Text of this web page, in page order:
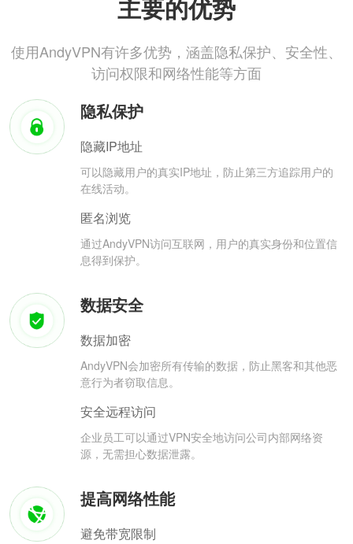
主要的优势
使用AndyVPN有许多优势，涵盖隐私保护、安全性、
访问权限和网络性能等方面
隐私保护
隐藏IP地址
可以隐藏用户的真实IP地址，防止第三方追踪用户的
在线活动。
匿名浏览
通过AndyVPN访问互联网，用户的真实身份和位置信
息得到保护。
数据安全
数据加密
AndyVPN会加密所有传输的数据，防止黑客和其他恶
意行为者窃取信息。
安全远程访问
企业员工可以通过VPN安全地访问公司内部网络资
源，无需担心数据泄露。
提高网络性能
避免带宽限制